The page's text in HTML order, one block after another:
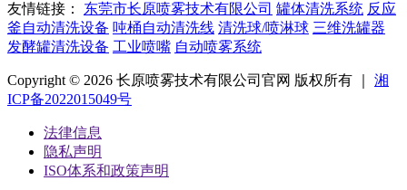
友情链接： 东莞市长原喷雾技术有限公司 罐体清洗系统 反应
釜自动清洗设备 吨桶自动清洗线 清洗球/喷淋球 三维洗罐器
发酵罐清洗设备 工业喷嘴 自动喷雾系统
Copyright © 2026 长原喷雾技术有限公司官网 版权所有 ｜ 湘
ICP备2022015049号
法律信息
隐私声明
ISO体系和政策声明